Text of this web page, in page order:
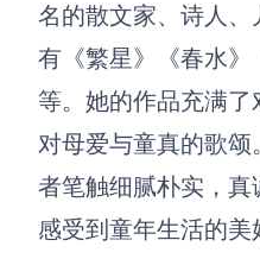
私有化部署
管理功能定制 · 专业
客户案例
名的散文家、诗人
有《繁星》《春水》
等。她的作品充满了
对母爱与童真的歌
者笔触细腻朴实，
感受到童年生活的